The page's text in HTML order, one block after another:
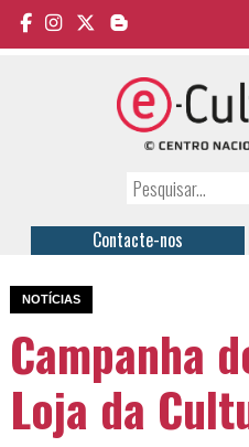
Contacte-nos
NOTÍCIAS
Campanha
Loja da